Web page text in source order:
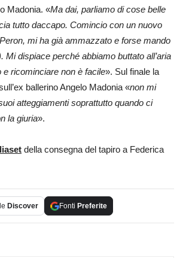
Madonia. «Ma dai, parliamo di cose belle
tutto daccapo. Comincio con un nuovo
mi ha già ammazzato e forse mando
Mi dispiace perché abbiamo buttato all’aria
e ricominciare non è facile». Sul finale la
ballerino Angelo Madonia «non mi
atteggiamenti soprattutto quando ci
la giuria».
della consegna del tapiro a Federica
Discover Fonti Preferite